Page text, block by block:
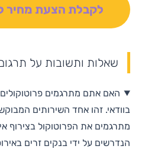
לקבלת הצעת מחיר
שאלות ותשובות על
האם אתם מתרגמים
בוודאי. זהו אחד השירותים
מתרגמים את הפרוטוקול בצירוף
הנדרשים על ידי בנקים זרים